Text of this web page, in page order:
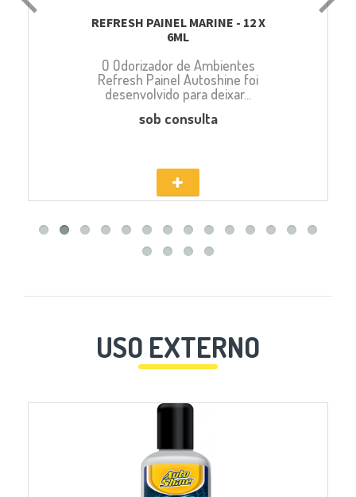
REFRESH PAINEL MARINE - 12 X
6ML
O Odorizador de Ambientes
Refresh Painel Autoshine foi
desenvolvido para deixar...
sob consulta
USO EXTERNO